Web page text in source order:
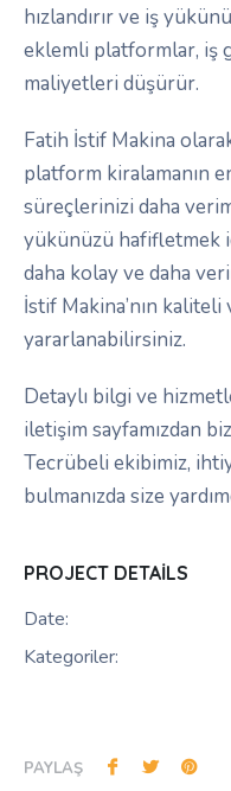
hızlandırır ve iş
eklemli platformlar, iş
maliyetleri düşürür.
Fatih İstif Makina
platform kiralamanın
süreçlerinizi daha
yükünüzü hafifletmek
daha kolay ve daha
İstif Makina’nın
yararlanabilirsiniz.
Detaylı bilgi ve
iletişim sayfamızdan
Tecrübeli ekibimiz,
bulmanızda size
PROJECT DETAILS
Date:
Kategoriler:
PAYLAŞ